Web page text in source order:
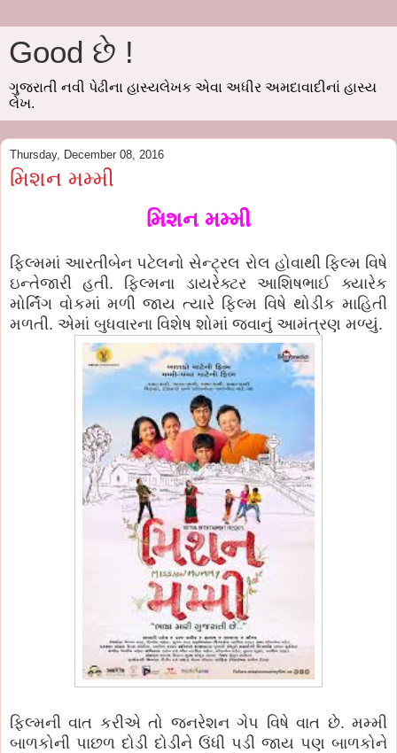
Good છે !
ગુજરાતી નવી પેઢીના હાસ્યલેખક એવા અધીર અમદાવાદીનાં હાસ્ય
લેખ.
Thursday, December 08, 2016
મિશન મમ્મી
મિશન મમ્મી
ફિલ્મમાં આરતીબેન પટેલનો સેન્ટ્રલ રોલ હોવાથી ફિલ્મ વિષે
ઇન્તેજારી હતી. ફિલ્મના ડાયરેક્ટર આશિષભાઈ ક્યારેક
મોર્નિંગ વોકમાં મળી જાય ત્યારે ફિલ્મ વિષે થોડીક માહિતી
મળતી. એમાં બુધવારના વિશેષ શોમાં જવાનું આમંત્રણ મળ્યું.
ફિલ્મની વાત કરીએ તો જનરેશન ગેપ વિષે વાત છે. મમ્મી
બાળકોની પાછળ દોડી દોડીને ઉંધી પડી જાય પણ બાળકોને